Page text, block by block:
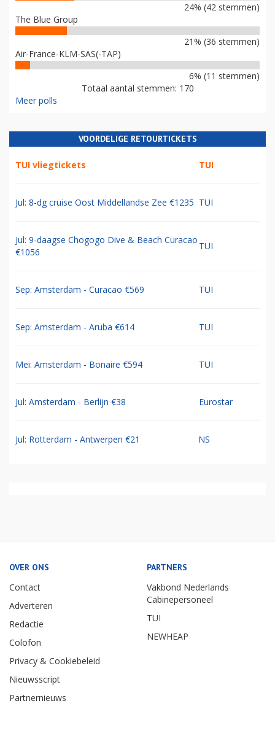
24% (42 stemmen)
The Blue Group
21% (36 stemmen)
Air-France-KLM-SAS(-TAP)
6% (11 stemmen)
Totaal aantal stemmen: 170
Meer polls
VOORDELIGE RETOURTICKETS
TUI vliegtickets TUI
Jul: 8-dg cruise Oost Middellandse Zee €1235 TUI
Jul: 9-daagse Chogogo Dive & Beach Curacao
€1056
TUI
Sep: Amsterdam - Curacao €569 TUI
Sep: Amsterdam - Aruba €614 TUI
Mei: Amsterdam - Bonaire €594 TUI
Jul: Amsterdam - Berlijn €38 Eurostar
Jul: Rotterdam - Antwerpen €21 NS
OVER ONS
Contact
Adverteren
Redactie
Colofon
Privacy & Cookiebeleid
Nieuwsscript
Partnernieuws
PARTNERS
Vakbond Nederlands
Cabinepersoneel
TUI
NEWHEAP